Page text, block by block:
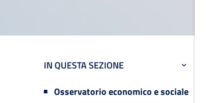
IN QUESTA SEZIONE
Osservatorio economico e sociale